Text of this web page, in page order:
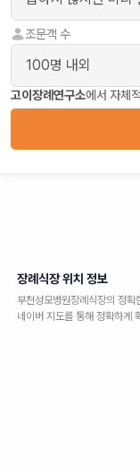
조문객 수
고이장례연구소에서 자체
장례식장 위치 정보
부천성모병원장례식장의 정확
네이버 지도를 통해 정확하게